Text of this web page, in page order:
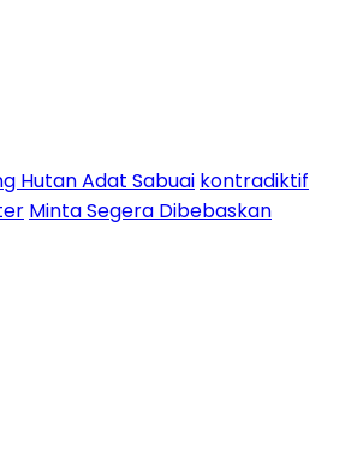
Hutan Adat Sabuai kontradiktif
Minta Segera Dibebaskan